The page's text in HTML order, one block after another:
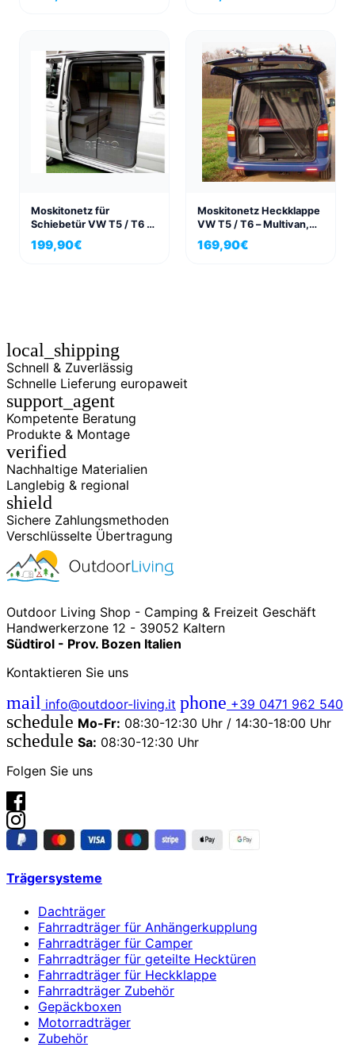
Moskitonetz für
Schiebetür VW T5 / T6 /
T6.1 California &
California Beach
199,90€
Moskitonetz Heckklappe
VW T5 / T6 – Multivan,
California & California
Beach
169,90€
local_shipping
Schnell & Zuverlässig
Schnelle Lieferung europaweit
support_agent
Kompetente Beratung
Produkte & Montage
verified
Nachhaltige Materialien
Langlebig & regional
shield
Sichere Zahlungsmethoden
Verschlüsselte Übertragung
Outdoor Living Shop - Camping & Freizeit Geschäft
Handwerkerzone 12 - 39052 Kaltern
Südtirol - Prov. Bozen Italien
Kontaktieren Sie uns
mail info@outdoor-living.it phone +39 0471 962 540
schedule Mo-Fr: 08:30-12:30 Uhr / 14:30-18:00 Uhr
schedule Sa: 08:30-12:30 Uhr
Folgen Sie uns
Trägersysteme
Dachträger
Fahrradträger für Anhängerkupplung
Fahrradträger für Camper
Fahrradträger für geteilte Hecktüren
Fahrradträger für Heckklappe
Fahrradträger Zubehör
Gepäckboxen
Motorradträger
Zubehör